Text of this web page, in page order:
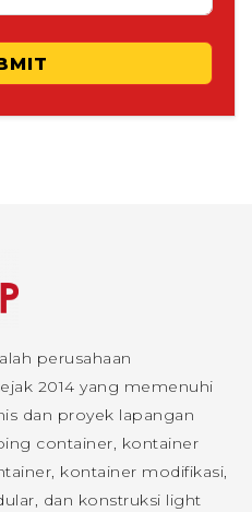
perusahaan
2014 yang memenuhi
dan proyek lapangan
container, kontainer
kontainer modifikasi,
dan konstruksi light